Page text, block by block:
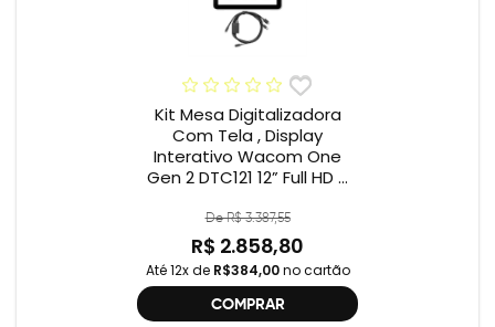
Kit Mesa Digitalizadora
Com Tela , Display
Interativo Wacom One
Gen 2 DTC121 12” Full HD +
geração , DTC121 ,
DTH134W,
De R$ 3.387,55
R$ 2.858,80
Até 12x de R$384,00no cartão
COMPRAR